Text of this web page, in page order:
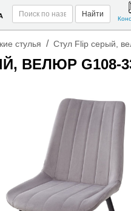
Найти
стулья / Стул Flip серый,
ВЕЛЮР G108-